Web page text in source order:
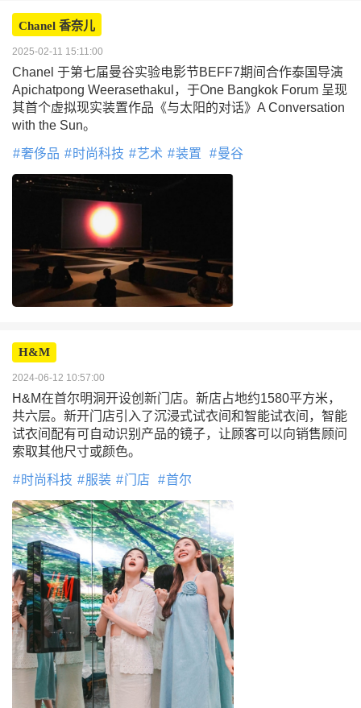
Chanel 香奈儿
2025-02-11 15:11:00
Chanel 于第七届曼谷实验电影节BEFF7期间合作泰国导演
Apichatpong Weerasethakul，于One Bangkok Forum 呈现
其首个虚拟现实装置作品《与太阳的对话》A Conversation
with the Sun。
奢侈品 时尚科技 艺术 装置 曼谷
H&M
2024-06-12 10:57:00
H&M在首尔明洞开设创新门店。新店占地约1580平方米，
共六层。新开门店引入了沉浸式试衣间和智能试衣间，智能
试衣间配有可自动识别产品的镜子，让顾客可以向销售顾问
索取其他尺寸或颜色。
时尚科技 服装 门店 首尔